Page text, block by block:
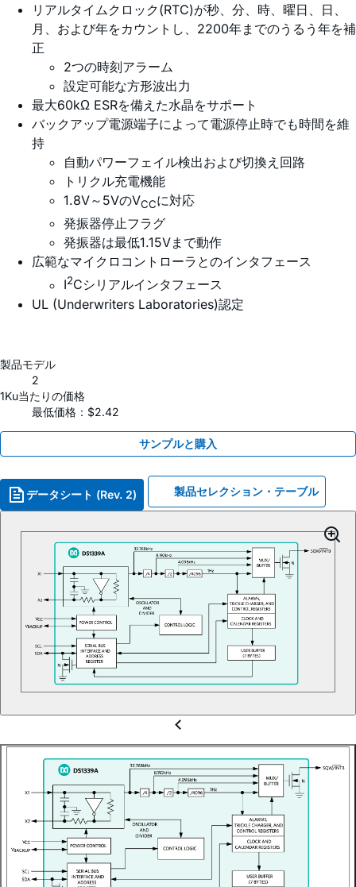
リアルタイムクロック(RTC)が秒、分、時、曜日、日、
月、および年をカウントし、2200年までのうるう年を補
正
2つの時刻アラーム
設定可能な方形波出力
最大60kΩ ESRを備えた水晶をサポート
バックアップ電源端子によって電源停止時でも時間を維
持
自動パワーフェイル検出および切換え回路
トリクル充電機能
1.8V～5VのVCCに対応
発振器停止フラグ
発振器は最低1.15Vまで動作
広範なマイクロコントローラとのインタフェース
I2Cシリアルインタフェース
UL (Underwriters Laboratories)認定
製品モデル
2
1Ku当たりの価格
最低価格：$2.42
サンプルと購入
データシート (Rev. 2) 製品セレクション・テーブル